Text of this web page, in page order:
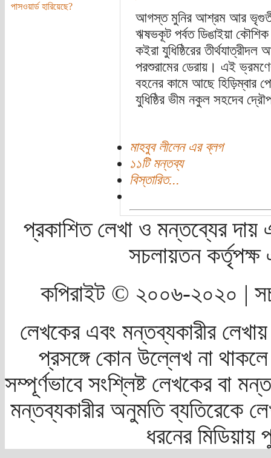
পাসওয়ার্ড হারিয়েছে?
আগস্ত মুনির আশ্রম আর ভৃগুতীর্থ
ঋষভকূট পর্বত ডিঙাইয়া কৌশিক
কইরা যুধিষ্ঠিরের
পরশুরামের ডেরায়। এই
বহনের কামে আছে হিড়িম্বার
যুধিষ্ঠির ভীম নকুল সহদেব
মাহবুব লীলেন এর ব্লগ
১১টি মন্তব্য
বিস্তারিত...
প্রকাশিত লেখা ও মন্তব্যের দায়
সচলায়তন
কপিরাইট © ২০০৬-২০২০ |
লেখকের এবং মন্তব্যকারীর
প্রসঙ্গে কোন উল্লেখ না
সম্পূর্ণভাবে সংশ্লিষ্ট লেখকের বা
মন্তব্যকারীর অনুমতি ব্যতিরেকে
ধরনের মিডিয়ায়